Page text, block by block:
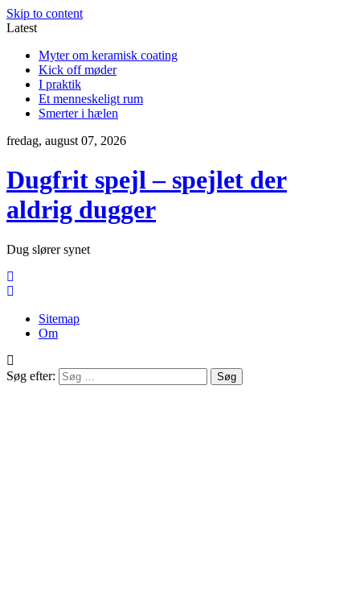
Skip to content
Latest
Myter om keramisk coating
Kick off møder
I praktik
Et menneskeligt rum
Smerter i hælen
fredag, august 07, 2026
Dugfrit spejl – spejlet der
aldrig dugger
Dug slører synet
Sitemap
Om
Søg efter: